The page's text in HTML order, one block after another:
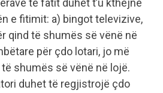
të fatit duhet t’u kthejnë
e fitimit: a) bingot televizive,
qind të shumës së vënë në
për çdo lotari, jo më
shumës së vënë në lojë.
duhet të regjistrojë çdo